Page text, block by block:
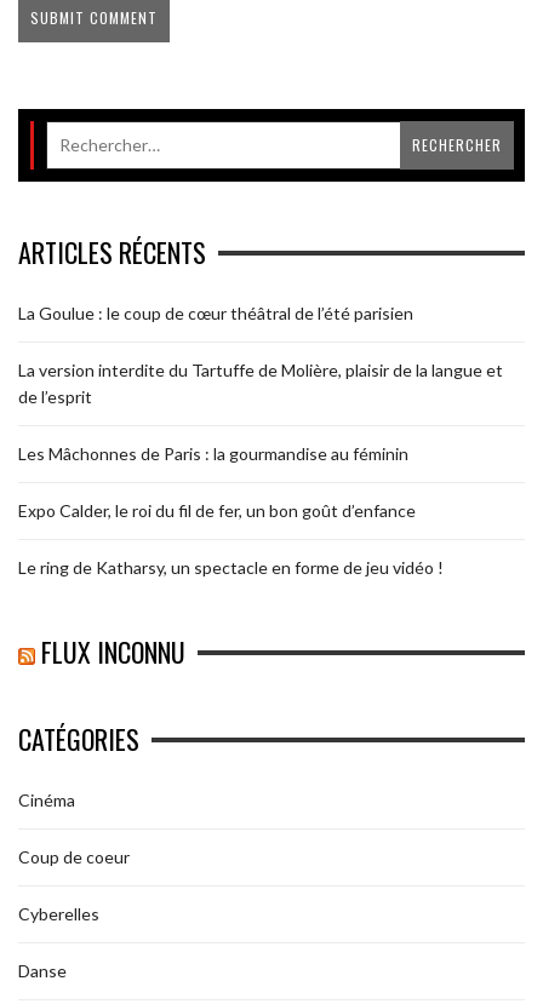
ARTICLES RÉCENTS
La Goulue : le coup de cœur théâtral de l’été parisien
La version interdite du Tartuffe de Molière, plaisir de la langue et
de l’esprit
Les Mâchonnes de Paris : la gourmandise au féminin
Expo Calder, le roi du fil de fer, un bon goût d’enfance
Le ring de Katharsy, un spectacle en forme de jeu vidéo !
FLUX INCONNU
CATÉGORIES
Cinéma
Coup de coeur
Cyberelles
Danse